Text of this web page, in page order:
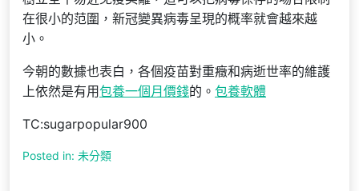
在很小的范圍，新冠變異病毒呈現的概率就會越來越
小。
今朝的數據也表白，各個疫苗對重癥和病逝世率的維護
上依然是有用包養一個月價錢的。 包養軟體
TC:sugarpopular900
Posted in: 未分類